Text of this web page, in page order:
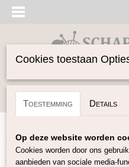
Inloggen Registreren
Home>Garen>Merken>
Burgundy
Cookies toestaan
Toestemming Details
Op deze website worden
Cookies worden door ons
aanbieden van sociale media-